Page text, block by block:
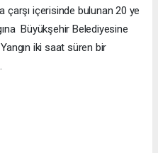
çarşı içerisinde bulunan 20 ye
Büyükşehir Belediyesine
iki saat süren bir